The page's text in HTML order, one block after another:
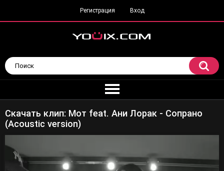
Регистрация Вход
Скачать клип: Мот feat. Ани Лорак - Сопрано
(Acoustic version)